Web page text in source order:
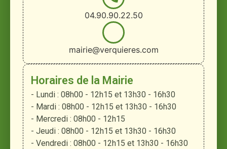
04.90.90.22.50
mairie@verquieres.com
Horaires de la Mairie
- Lundi : 08h00 - 12h15 et 13h30 - 16h30
- Mardi : 08h00 - 12h15 et 13h30 - 16h30
- Mercredi : 08h00 - 12h15
- Jeudi : 08h00 - 12h15 et 13h30 - 16h30
- Vendredi : 08h00 - 12h15 et 13h30 - 16h30